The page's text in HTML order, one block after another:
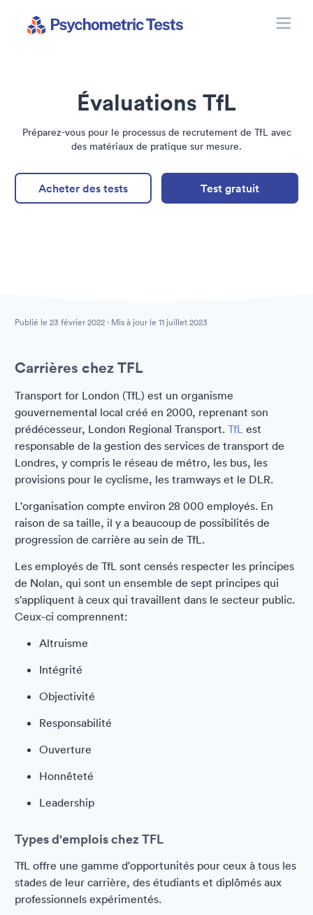
Évaluations TfL
Préparez-vous pour le processus de recrutement de TfL avec
des matériaux de pratique sur mesure.
Acheter des tests Test gratuit
Publié le 23 février 2022 · Mis à jour le 11 juillet 2023
Carrières chez TFL
Transport for London (TfL) est un organisme
gouvernemental local créé en 2000, reprenant son
prédécesseur, London Regional Transport. TfL est
responsable de la gestion des services de transport de
Londres, y compris le réseau de métro, les bus, les
provisions pour le cyclisme, les tramways et le DLR.
L'organisation compte environ 28 000 employés. En
raison de sa taille, il y a beaucoup de possibilités de
progression de carrière au sein de TfL.
Les employés de TfL sont censés respecter les principes
de Nolan, qui sont un ensemble de sept principes qui
s'appliquent à ceux qui travaillent dans le secteur public.
Ceux-ci comprennent:
Altruisme
Intégrité
Objectivité
Responsabilité
Ouverture
Honnêteté
Leadership
Types d'emplois chez TFL
TfL offre une gamme d'opportunités pour ceux à tous les
stades de leur carrière, des étudiants et diplômés aux
professionnels expérimentés.